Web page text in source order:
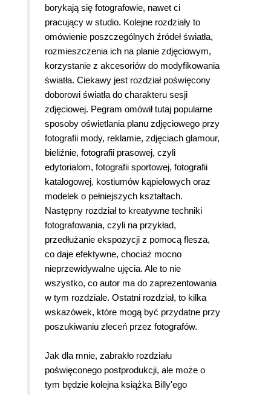
borykają się fotografowie, nawet ci
pracujący w studio. Kolejne rozdziały to
omówienie poszczególnych źródeł światła,
rozmieszczenia ich na planie zdjęciowym,
korzystanie z akcesoriów do modyfikowania
światła. Ciekawy jest rozdział poświęcony
doborowi światła do charakteru sesji
zdjęciowej. Pegram omówił tutaj popularne
sposoby oświetlania planu zdjęciowego przy
fotografii mody, reklamie, zdjęciach glamour,
bieliźnie, fotografii prasowej, czyli
edytorialom, fotografii sportowej, fotografii
katalogowej, kostiumów kąpielowych oraz
modelek o pełniejszych kształtach.
Następny rozdział to kreatywne techniki
fotografowania, czyli na przykład,
przedłużanie ekspozycji z pomocą flesza,
co daje efektywne, chociaż mocno
nieprzewidywalne ujęcia. Ale to nie
wszystko, co autor ma do zaprezentowania
w tym rozdziale. Ostatni rozdział, to kilka
wskazówek, które mogą być przydatne przy
poszukiwaniu zleceń przez fotografów.
Jak dla mnie, zabrakło rozdziału
poświęconego postprodukcji, ale może o
tym będzie kolejna książka Billy'ego